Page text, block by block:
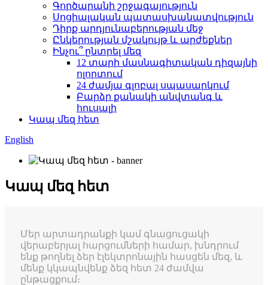
Գործարանի շրջագայություն
Սոցիալական պատասխանատվություն
Դիրք արդյունաբերության մեջ
Ընկերության մշակույթ և արժեքներ
Ինչու՞ ընտրել մեզ
12 տարի մասնագիտական ​​դիզայնի
ոլորտում
24 ժամյա գլոբալ սպասարկում
Բարձր քանակի անվտանգ և
հուսալի
Կապ մեզ հետ
English
Կապ մեզ հետ
Մեր արտադրանքի կամ գնացուցակի
վերաբերյալ հարցումների համար, խնդրում
ենք թողնել ձեր էլեկտրոնային հասցեն մեզ, և
մենք կկապնվենք ձեզ հետ 24 ժամվա
ընթացքում։